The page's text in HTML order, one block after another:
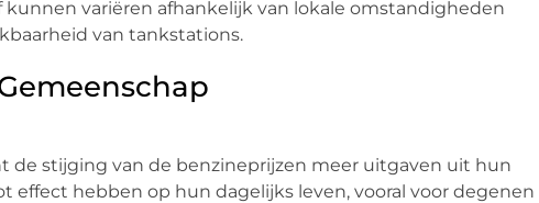
variëren afhankelijk van lokale omstandigheden
van tankstations.
de stijging van de benzineprijzen meer uitgaven uit hun
effect hebben op hun dagelijks leven, vooral voor degenen